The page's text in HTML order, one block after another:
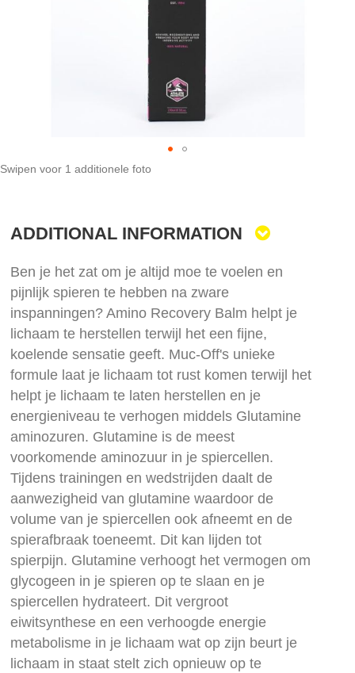
Swipen voor 1 additionele foto
beginning
images
gallery
ADDITIONAL INFORMATION
Ben je het zat om je altijd moe te voelen en
pijnlijk spieren te hebben na zware
inspanningen? Amino Recovery Balm helpt je
lichaam te herstellen terwijl het een fijne,
koelende sensatie geeft. Muc-Off's unieke
formule laat je lichaam tot rust komen terwijl het
helpt je lichaam te laten herstellen en je
energieniveau te verhogen middels Glutamine
aminozuren. Glutamine is de meest
voorkomende aminozuur in je spiercellen.
Tijdens trainingen en wedstrijden daalt de
aanwezigheid van glutamine waardoor de
volume van je spiercellen ook afneemt en de
spierafbraak toeneemt. Dit kan lijden tot
spierpijn. Glutamine verhoogt het vermogen om
glycogeen in je spieren op te slaan en je
spiercellen hydrateert. Dit vergroot
eiwitsynthese en een verhoogde energie
metabolisme in je lichaam wat op zijn beurt je
lichaam in staat stelt zich opnieuw op te